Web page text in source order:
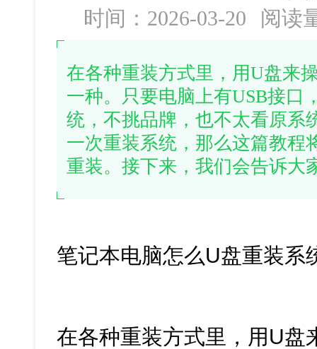
时间：2026-03-20 阅读
在各种重装方式里，用U盘来
一种。只要电脑上有USB接口
统，不挑品牌，也不太看原系
一次重装系统，那么这篇教程
重装。接下来，我们会告诉大
笔记本电脑怎么U盘重装系
在各种重装方式里，用U盘